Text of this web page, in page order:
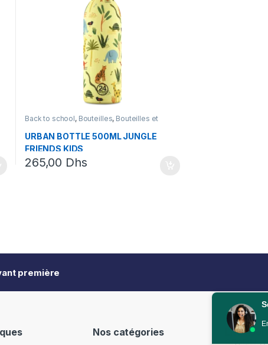
Back to school, Bouteilles, Bouteilles et
URBAN BOTTLE 500ML JUNGLE
FRIENDS KIDS
265,00 Dhs
première
Nos catégories